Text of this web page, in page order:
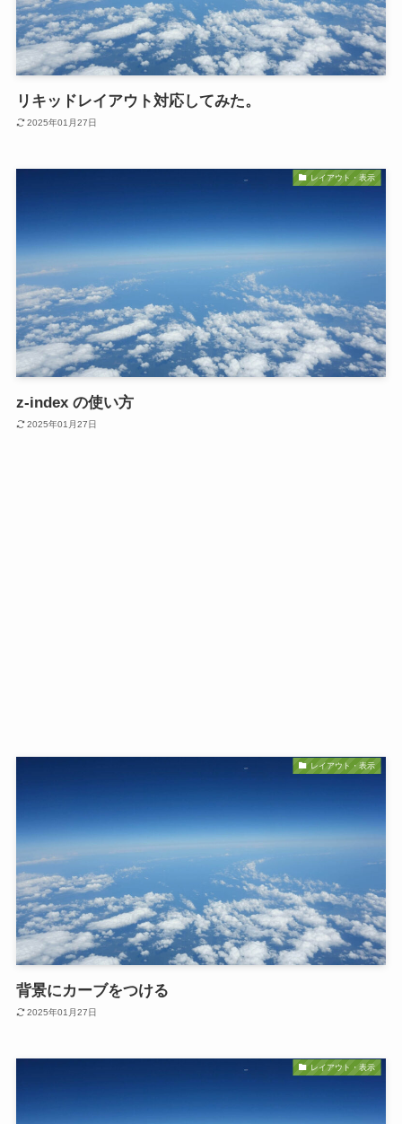
リキッドレイアウト対応してみた。
2025年01月27日
レイアウト・表示
z-index の使い方
2025年01月27日
レイアウト・表示
背景にカーブをつける
2025年01月27日
レイアウト・表示